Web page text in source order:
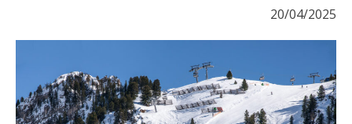
20/04/2025